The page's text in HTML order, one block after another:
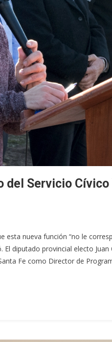
del Servicio
esta nueva función “no le
diputado provincial electo
Fe como Director de